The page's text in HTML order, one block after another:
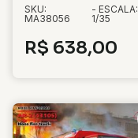
SKU:
MA38056
- ESCALA:
1/35
R$ 638,00